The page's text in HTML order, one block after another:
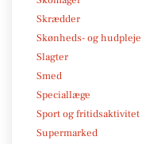
Skrædder
Skønheds- og hudpleje
Slagter
Smed
Speciallæge
Sport og fritidsaktivitet
Supermarked